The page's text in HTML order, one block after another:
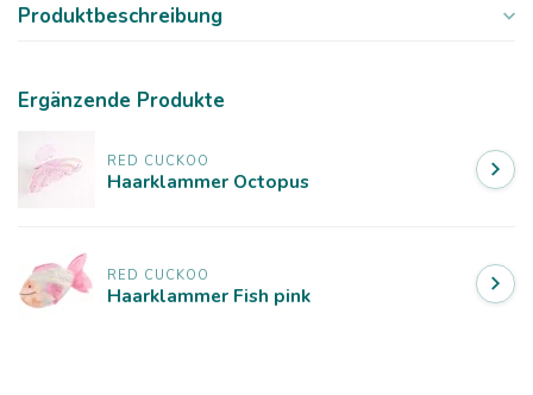
Produktbeschreibung
Ergänzende Produkte
RED CUCKOO
Haarklammer Octopus
RED CUCKOO
Haarklammer Fish pink